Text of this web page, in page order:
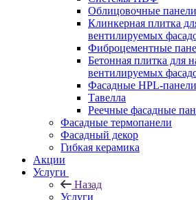
Облицовочные
Клинкерная плитка
вентилируемых
Фиброцементные
Бетонная плитка для
вентилируемых
Фасадные HPL-
Тавелла
Реечные фасадные
Фасадные термопанели
Фасадный декор
Гибкая керамика
Акции
Услуги
Назад
Услуги